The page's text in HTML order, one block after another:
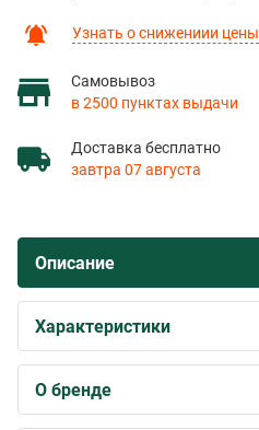
Узнать о снижениии цены
Самовывоз
в 2500 пунктах выдачи
Доставка бесплатно
завтра 07 августа
Описание
Характеристики
О бренде